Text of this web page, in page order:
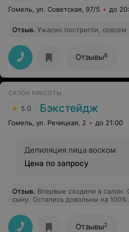
Гомель, ул. Советская, 97/5 до
Отзыв. Ужасно постригли, совсем
Отзывы8
САЛОН КРАСОТЫ
5.0 Бэкстейдж
Гомель, ул. Речицкая, 2 до 21:00
Депиляция лица воском
Цена по запросу
Отзыв. Впервые сходили в салон.
сыну. Остались довольны на
Рекомендую.
Отзывы2